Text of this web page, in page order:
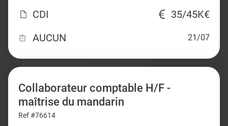
CDI
35/45K€
AUCUN
21/07
Collaborateur comptable H/F -
maîtrise du mandarin
Ref #76614